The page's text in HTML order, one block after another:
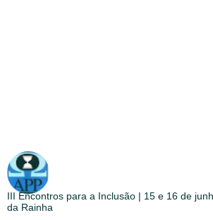
III Encontros para a Inclusão | 15 e 16 de
da Rainha